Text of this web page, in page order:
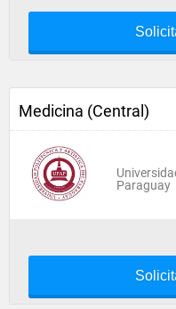
Medicina (Central)
Paraguay